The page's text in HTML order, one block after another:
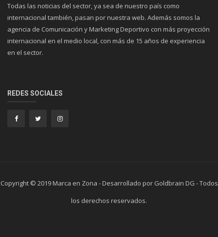
Todas las noticias del sector, ya sea de nuestro país como
internacional también, pasan por nuestra web. Además somos la
agencia de Comunicación y Marketing Deportivo con más proyección
internacional en el medio local, con más de 15 años de experiencia
en el sector.
REDES SOCIALES
Copyright © 2019 Marca en Zona - Desarrollado por Goldbrain DG - Todos
los derechos reservados.